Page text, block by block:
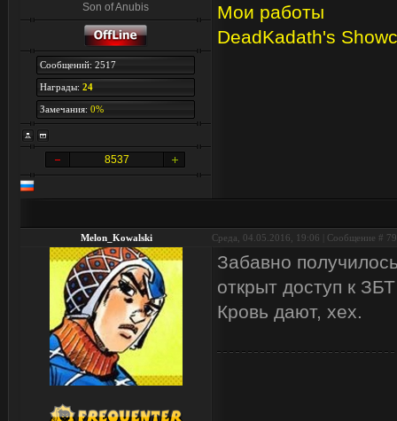
Son of Anubis
Сообщений: 2517
Награды: 24
Замечания: 0%
8537
Мои работы
DeadKadath's
Melon_Kowalski Среда, 04.05.2016, 19:06 | Сообщение # 79
Забавно
открыт доступ к
Кровь дают, хех.